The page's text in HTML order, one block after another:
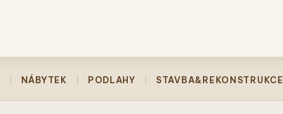
NÁBYTEK PODLAHY STAVBA&REKONSTRUKCE